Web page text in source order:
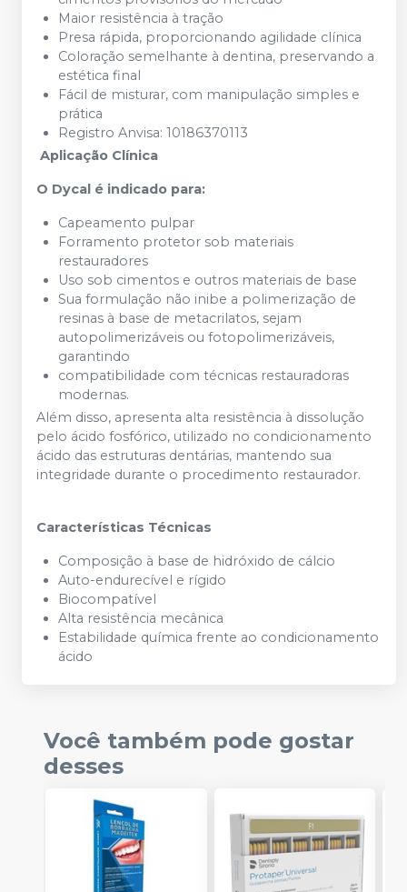
Maior resistência à tração
Presa rápida, proporcionando agilidade clínica
Coloração semelhante à dentina, preservando a
estética final
Fácil de misturar, com manipulação simples e
prática
Registro Anvisa: 10186370113
Aplicação Clínica
O Dycal é indicado para:
Capeamento pulpar
Forramento protetor sob materiais
restauradores
Uso sob cimentos e outros materiais de base
Sua formulação não inibe a polimerização de
resinas à base de metacrilatos, sejam
autopolimerizáveis ou fotopolimerizáveis,
garantindo
compatibilidade com técnicas restauradoras
modernas.
Além disso, apresenta alta resistência à dissolução
pelo ácido fosfórico, utilizado no condicionamento
ácido das estruturas dentárias, mantendo sua
integridade durante o procedimento restaurador.
Características Técnicas
Composição à base de hidróxido de cálcio
Auto-endurecível e rígido
Biocompatível
Alta resistência mecânica
Estabilidade química frente ao condicionamento
ácido
Você também pode gostar
desses